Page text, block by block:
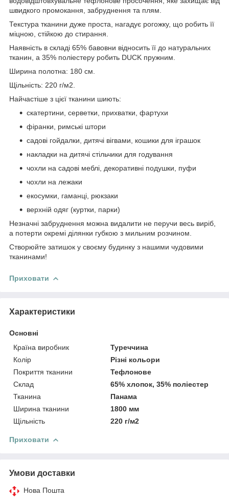
швидкого промокання, забруднення та плям.
Текстура тканини дуже проста, нагадує рогожку, що робить її
міцною, стійкою до стирання.
Наявність в складі 65% бавовни відносить її до натуральних
тканин, а 35% поліестеру робить DUCK пружним.
Ширина полотна: 180 см.
Щільність: 220 г/м2.
Найчастіше з цієї тканини шиють:
скатертини, серветки, прихватки, фартухи
фіранки, римські штори
садові гойдалки, дитячі вігвами, кошики для іграшок
накладки на дитячі стільчики для годування
чохли на садові меблі, декоративні подушки, пуфи
чохли на лежаки
екосумки, гаманці, рюкзаки
верхній одяг (куртки, парки)
Незначні забруднення можна видалити не перучи весь виріб,
а потерти окремі ділянки губкою з мильним розчином.
Створюйте затишок у своєму будинку з нашими чудовими
тканинами!
Приховати
Характеристики
Основні
Країна виробник
Туреччина
Колір
Різні кольори
Покриття тканини
Тефлонове
Склад
65% хлопок, 35% поліестер
Тканина
Панама
Ширина тканини
1800 мм
Щільність
220 г/м2
Приховати
Умови доставки
Нова Пошта